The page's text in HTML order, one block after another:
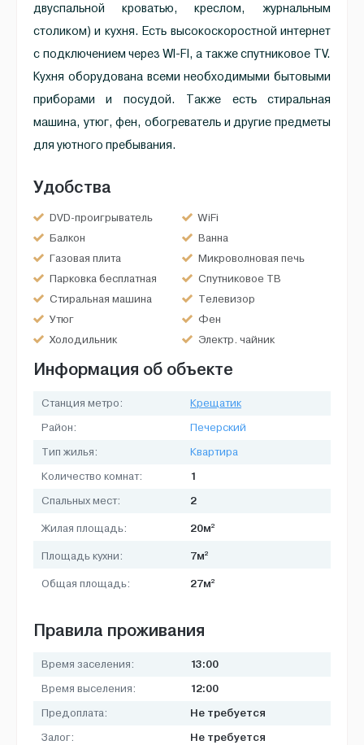
двуспальной кроватью, креслом, журнальным
столиком) и кухня. Есть высокоскоростной интернет
с подключением через WI-FI, а также спутниковое TV.
Кухня оборудована всеми необходимыми бытовыми
приборами и посудой. Также есть стиральная
машина, утюг, фен, обогреватель и другие предметы
для уютного пребывания.
Удобства
DVD-проигрыватель
WiFi
Балкон
Ванна
Газовая плита
Микроволновая печь
Парковка бесплатная
Спутниковое ТВ
Стиральная машина
Телевизор
Утюг
Фен
Холодильник
Электр. чайник
Информация об объекте
Станция метро:
Крещатик
Район:
Печерский
Тип жилья:
Квартира
Количество комнат:
1
Спальных мест: 2
Жилая площадь: 20м2
Площадь кухни: 7м2
Общая площадь: 27м2
Правила проживания
Время заселения: 13:00
Время выселения: 12:00
Предоплата: Не требуется
Залог: Не требуется